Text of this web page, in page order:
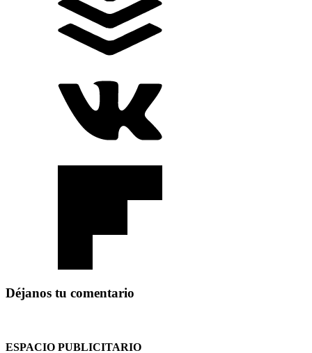
Déjanos tu comentario
ESPACIO PUBLICITARIO